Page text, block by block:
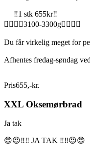
‼️1 stk 655kr‼️
🏋️‍♂️🏋️‍♂️3100-3300g🏋️‍♂️🏋️‍♂️
Du får virkelig meget for
Afhentes fredag-søndag
Pris655,-kr.
XXL Oksemørbrad
Ja tak
😍😍‼️‼️ JA TAK ‼️‼️😍😍